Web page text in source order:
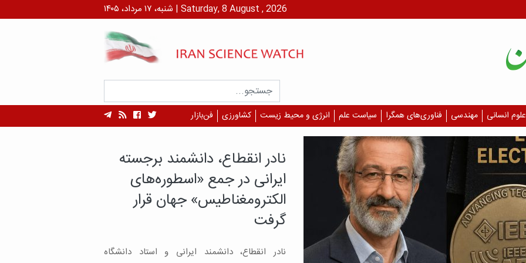
شنبه، ۱۷ مرداد، ۱۴۰۵ | Saturday, 8 August , 2026
علوم انسانی مهندسی فناوری‌های همگرا سیاست علم انرژی و محیط زیست کشاورزی فن‌بازار
با تلاش محققان ایرانی محقق شد
طراحی داروهای هدفمندتر با
شناسایی نقاط داغ مولکولی
پژوهشگران دانشگاه علوم پزشكي تهران طی
Reports منتشر شده به یافته‌ای رسیده اند که